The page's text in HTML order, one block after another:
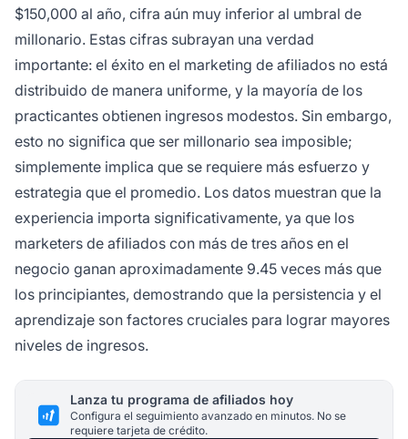
$150,000 al año, cifra aún muy inferior al umbral de
millonario. Estas cifras subrayan una verdad
importante: el éxito en el marketing de afiliados no está
distribuido de manera uniforme, y la mayoría de los
practicantes obtienen ingresos modestos. Sin embargo,
esto no significa que ser millonario sea imposible;
simplemente implica que se requiere más esfuerzo y
estrategia que el promedio. Los datos muestran que la
experiencia importa significativamente, ya que los
marketers de afiliados con más de tres años en el
negocio ganan aproximadamente 9.45 veces más que
los principiantes, demostrando que la persistencia y el
aprendizaje son factores cruciales para lograr mayores
niveles de ingresos.
Lanza tu programa de afiliados hoy
Configura el seguimiento avanzado en minutos. No se
requiere tarjeta de crédito.